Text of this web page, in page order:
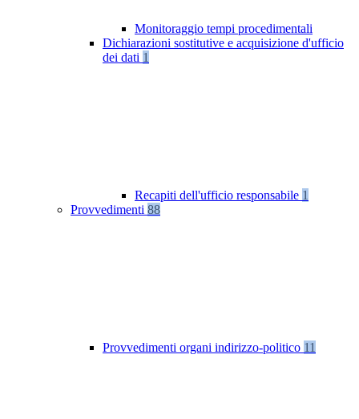
Monitoraggio tempi procedimentali
Dichiarazioni sostitutive e acquisizione d'ufficio
dei dati 1
Recapiti dell'ufficio responsabile 1
Provvedimenti 88
Provvedimenti organi indirizzo-politico 11